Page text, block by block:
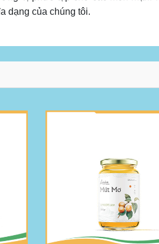
dạng của chúng tôi.